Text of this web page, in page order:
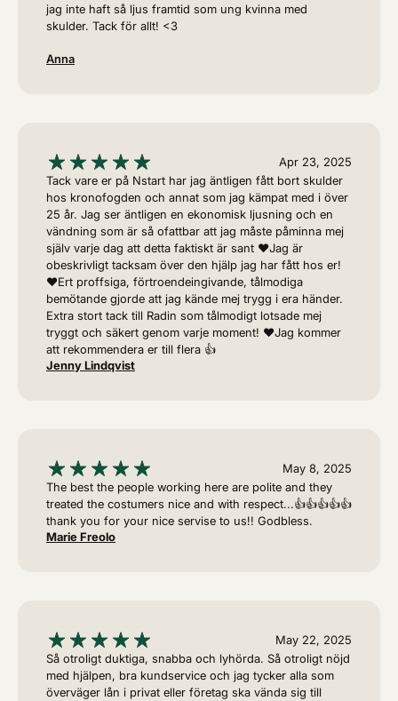
jag inte haft så ljus framtid som ung kvinna med
skulder. Tack för allt! <3
Anna
Apr 23, 2025
Tack vare er på Nstart har jag äntligen fått bort skulder
hos kronofogden och annat som jag kämpat med i över
25 år. Jag ser äntligen en ekonomisk ljusning och en
vändning som är så ofattbar att jag måste påminna mej
själv varje dag att detta faktiskt är sant ❤️Jag är
obeskrivligt tacksam över den hjälp jag har fått hos er!
❤️Ert proffsiga, förtroendeingivande, tålmodiga
bemötande gjorde att jag kände mej trygg i era händer.
Extra stort tack till Radin som tålmodigt lotsade mej
tryggt och säkert genom varje moment! ❤️Jag kommer
att rekommendera er till flera 👍
Jenny Lindqvist
May 8, 2025
The best the people working here are polite and they
treated the costumers nice and with respect...👍👍👍👍👍
thank you for your nice servise to us!! Godbless.
Marie Freolo
May 22, 2025
Så otroligt duktiga, snabba och lyhörda. Så otroligt nöjd
med hjälpen, bra kundservice och jag tycker alla som
överväger lån i privat eller företag ska vända sig till